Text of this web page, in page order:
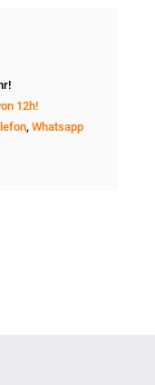
12h!
, Whatsapp